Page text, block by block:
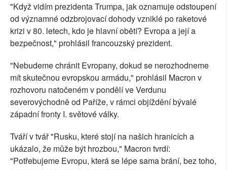
"Když vidím prezidenta Trumpa, jak oznamuje odstoupení
od významné odzbrojovací dohody vzniklé po raketové
krizi v 80. letech, kdo je hlavní obětí? Evropa a její a
bezpečnost," prohlásil francouzský prezident.
"Nebudeme chránit Evropany, dokud se nerozhodneme
mít skutečnou evropskou armádu," prohlásil Macron v
rozhovoru natočeném v pondělí ve Verdunu
severovýchodně od Paříže, v rámci objíždění bývalé
západní fronty I. světové války.
Tváří v tvář "Rusku, které stojí na našich hranicích a
ukázalo, že může být hrozbou," Macron tvrdí:
"Potřebujeme Evropu, která se lépe sama brání, bez toho,